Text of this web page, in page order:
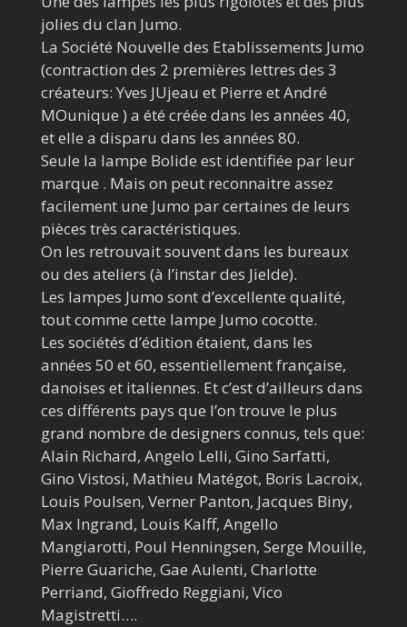
jolies du clan Jumo.
La Société Nouvelle des Etablissements Jumo
(contraction des 2 premières lettres des 3
créateurs: Yves JUjeau et Pierre et André
MOunique ) a été créée dans les années 40,
et elle a disparu dans les années 80.
Seule la lampe Bolide est identifiée par leur
marque . Mais on peut reconnaitre assez
facilement une Jumo par certaines de leurs
pièces très caractéristiques.
On les retrouvait souvent dans les bureaux
ou des ateliers (à l’instar des Jielde).
Les lampes Jumo sont d’excellente qualité,
tout comme cette lampe Jumo cocotte.
Les sociétés d’édition étaient, dans les
années 50 et 60, essentiellement française,
danoises et italiennes. Et c’est d’ailleurs dans
ces différents pays que l’on trouve le plus
grand nombre de designers connus, tels que:
Alain Richard, Angelo Lelli, Gino Sarfatti,
Gino Vistosi, Mathieu Matégot, Boris Lacroix,
Louis Poulsen, Verner Panton, Jacques Biny,
Max Ingrand, Louis Kalff, Angello
Mangiarotti, Poul Henningsen, Serge Mouille,
Pierre Guariche, Gae Aulenti, Charlotte
Perriand, Gioffredo Reggiani, Vico
Magistretti….